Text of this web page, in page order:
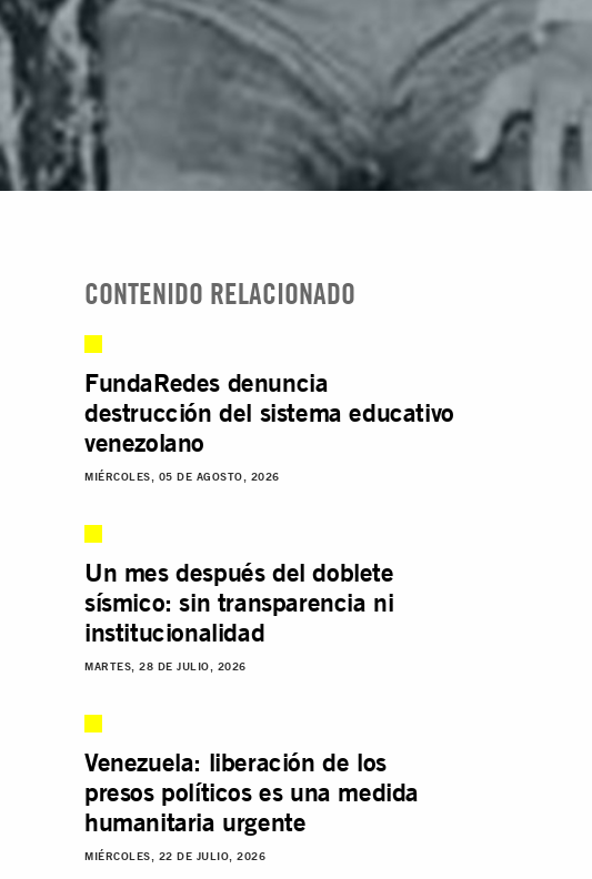
CONTENIDO RELACIONADO
FundaRedes denuncia
destrucción del sistema educativo
venezolano
MIÉRCOLES, 05 DE AGOSTO, 2026
Un mes después del doblete
sísmico: sin transparencia ni
institucionalidad
MARTES, 28 DE JULIO, 2026
Venezuela: liberación de los
presos políticos es una medida
humanitaria urgente
MIÉRCOLES, 22 DE JULIO, 2026